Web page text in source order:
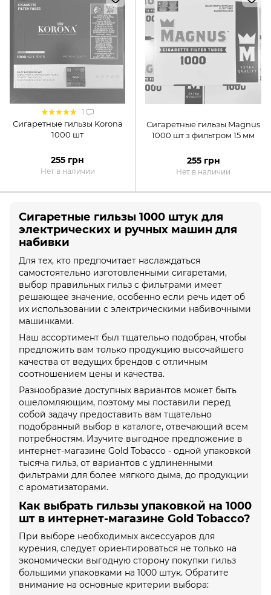
1
Сигаретные гильзы Korona
1000 шт
255 грн
Нет в наличии
Сигаретные гильзы Magnus
1000 шт з фильтром 15 мм
255 грн
Нет в наличии
Сигаретные гильзы 1000 штук для
электрических и ручных машин для
набивки
Для тех, кто предпочитает наслаждаться
самостоятельно изготовленными сигаретами,
выбор правильных гильз с фильтрами имеет
решающее значение, особенно если речь идет об
их использовании с электрическими набивочными
машинками.
Наш ассортимент был тщательно подобран, чтобы
предложить вам только продукцию высочайшего
качества от ведущих брендов с отличным
соотношением цены и качества.
Разнообразие доступных вариантов может быть
ошеломляющим, поэтому мы поставили перед
собой задачу предоставить вам тщательно
подобранный выбор в каталоге, отвечающий всем
потребностям. Изучите выгодное предложение в
интернет-магазине Gold Tobacco - одной упаковкой
тысяча гильз, от вариантов с удлиненными
фильтрами для более мягкого дыма, до продукции
с ароматизаторами.
Как выбрать гильзы упаковкой на 1000
шт в интернет-магазине Gold Tobacco?
При выборе необходимых аксессуаров для
курения, следует ориентироваться не только на
экономически выгодную сторону покупки гильз
большими упаковками на 1000 штук. Обратите
внимание на основные критерии выбора: